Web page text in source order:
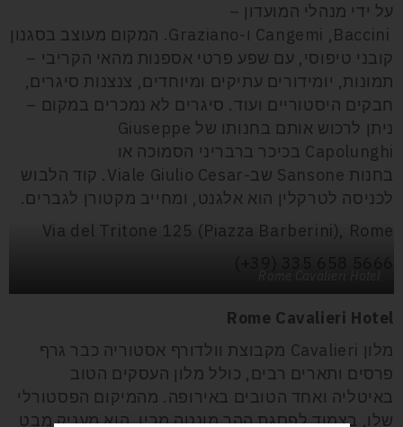
על ידי מנהלי המועדון –
Baccini
,
Cangemi ו-Graziano. המקום מעוצב בסגנון
קובני טיפוסי, עם שפע פרטי אספנות מהאי הקריבי –
תמונות, יומידורים עתיקים ומיוחדים, צנצנות סיגרים,
חבקים היסטוריים ועוד. סיגרים לא נמכרים במקום –
ניתן לרכוש אותם בחנותו של Giuseppe
Capolunghi בכיכר ברבריני הסמוכה או
בחנות Sansone שב-Viale Giulio Cesar. קוד הלבוש
לכניסה לטרקלין הוא אלגנט, ומחייב מקטורן לגברים.
Via del Tritone 125 (Piazza Barberini), Rome
Rome Cavalieri Hotel
Rome Cavalieri Hotel
מלון Cavalieri מקבוצת וולדורף אסטוריה כבר גרף
פרסים ותארים רבים, כולל מלון העסקים הטוב
באיטליה ואחד הטובים באירופה. מהמיקום הפסטורלי
שלו, בצמוד לפסגת ההר מונטה מריו, הוא מעניק מבט